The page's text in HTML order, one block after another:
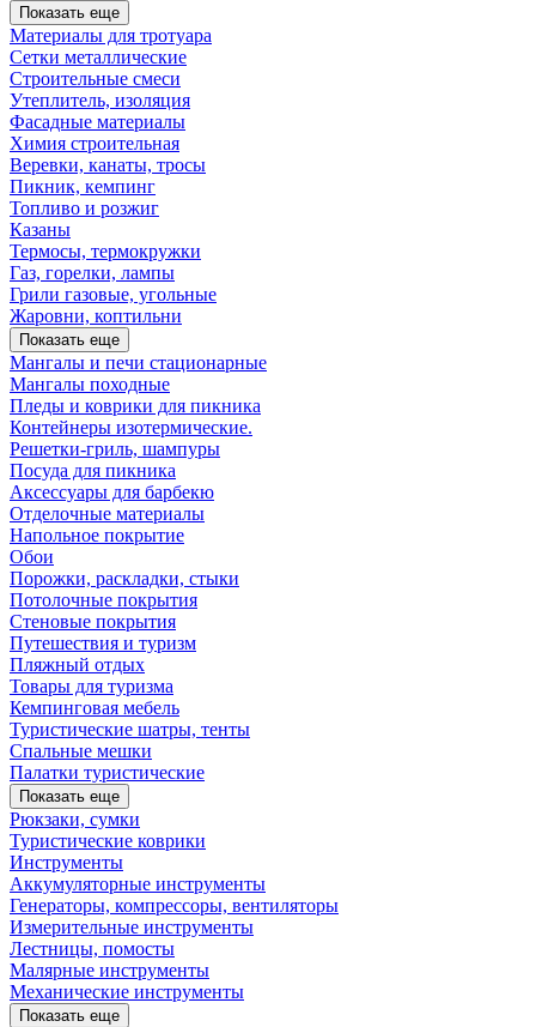
Показать еще
Материалы для тротуара
Сетки металлические
Строительные смеси
Утеплитель, изоляция
Фасадные материалы
Химия строительная
Веревки, канаты, тросы
Пикник, кемпинг
Топливо и розжиг
Казаны
Термосы, термокружки
Газ, горелки, лампы
Грили газовые, угольные
Жаровни, коптильни
Показать еще
Мангалы и печи стационарные
Мангалы походные
Пледы и коврики для пикника
Контейнеры изотермические.
Решетки-гриль, шампуры
Посуда для пикника
Аксессуары для барбекю
Отделочные материалы
Напольное покрытие
Обои
Порожки, раскладки, стыки
Потолочные покрытия
Стеновые покрытия
Путешествия и туризм
Пляжный отдых
Товары для туризма
Кемпинговая мебель
Туристические шатры, тенты
Спальные мешки
Палатки туристические
Показать еще
Рюкзаки, сумки
Туристические коврики
Инструменты
Аккумуляторные инструменты
Генераторы, компрессоры, вентиляторы
Измерительные инструменты
Лестницы, помосты
Малярные инструменты
Механические инструменты
Показать еще